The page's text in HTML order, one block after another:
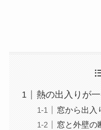
熱の出入りが
窓から出入
窓と外壁の